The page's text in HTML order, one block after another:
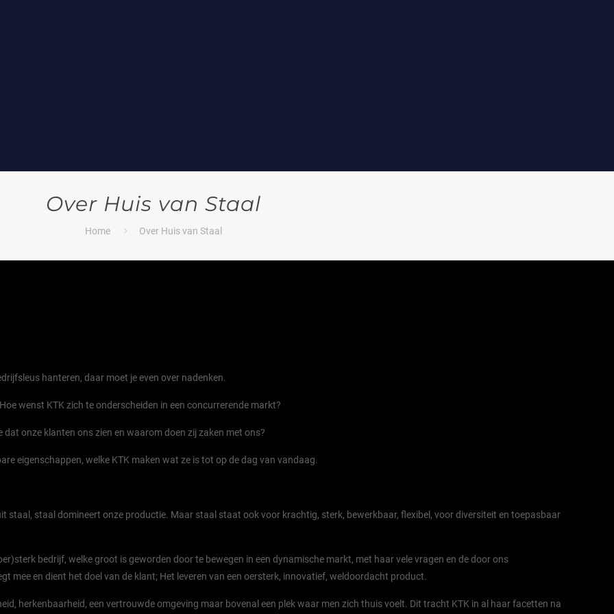
Over Huis van Staal
Home Over Huis van Staal
hanteren, daar moet je even over nadenken.
wenst KTK zich te onderscheiden in een concurrerende markt?
onze klanten ons zien en waarom doen zij zaken met ons?
eigenschappen, welke KTK maken wat ze is tot op de dag van vandaag.
staal, staal domineert onze productie. Maar staal staat ook voor krachtig, sterk, bewerkbaar, flexibel, voor diversiteit en toepasbaar
bedrijf, welke groot is geworden door te bewegen in een dynamische markt, met haar vele vragen en de door ons
mee en dient het doel van de klant; Het leveren van een oersterk, innovatief, weldoordacht product.
herkenbaarheid, een vertrouwde omgeving maar bovenal een plek waar men zich thuis voelt. Dit tracht KTK in al haar facetten na